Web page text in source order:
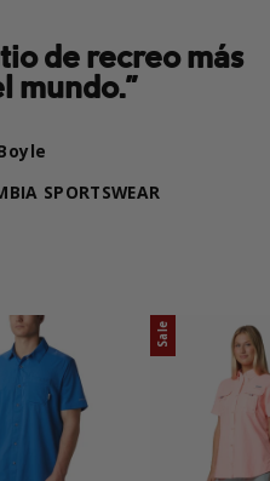
de recreo más
mundo."
SPORTSWEAR
Sale